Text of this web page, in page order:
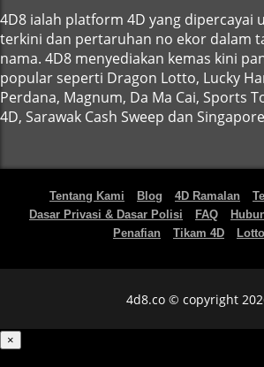
4D8 ialah platform 4D yang dipercayai
terkini dan pertaruhan no ekor dalam
nama. 4D8 menyediakan kemas kini
popular seperti Dragon Lotto, Lucky
Perdana, Magnum, Da Ma Cai, Sports
4D, Sarawak Cash Sweep dan
Tentang Kami Blog 4D Ramalan
Dasar Privasi & Dasar Polisi
FAQ
Penafian
Tikam 4D
4d8.co © copyright
×